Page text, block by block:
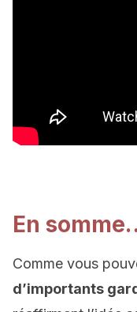
En
Comme vous
d’importants